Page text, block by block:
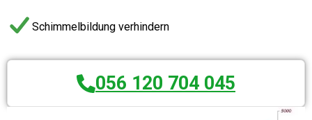
Schimmelbildung verhindern
056 120 704 045